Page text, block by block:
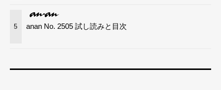
5 anan No. 2505 試し読みと目次